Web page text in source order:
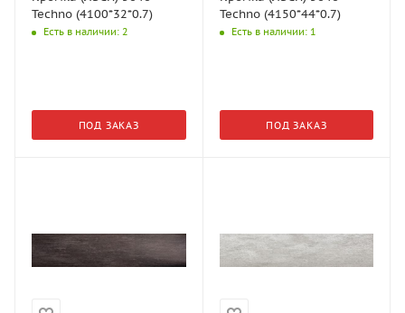
Techno (4100*32*0.7)
Есть в наличии: 2
ПОД ЗАКАЗ
Techno (4150*44*0.7)
Есть в наличии: 1
ПОД ЗАКАЗ